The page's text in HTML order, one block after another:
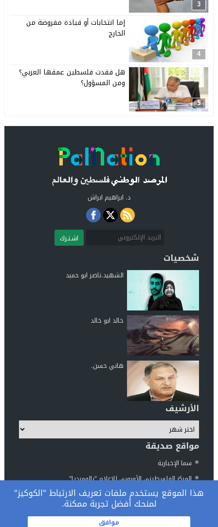
3
4
إما انتخابات أو قيادة مفروضة من
الخارج
5
هل فقدت فلسطين عمقها العربي؟
ومن المسؤول؟
د. ابراهيم ابراش
اشـتـرك
شخصيات
الشهيد.ناصر ابو حميد
خالد ابو خالد
هاني حسن.
الأرشيف
مواقع صديقة
سما الإخبارية
المركز الفلسطيني الأوروبي للإعلام "بالوميديا"
مركز الناطور للدراسات والأبحاث
المرصد الوطني فلسطين والعالم© 2026 جميع الحقوق محفوظة.
هذا الموقع يستخدم ملفات تعريف الارتباط "الكوكيز"
لمنحك أفضل تجربة ممكنة.
موافق